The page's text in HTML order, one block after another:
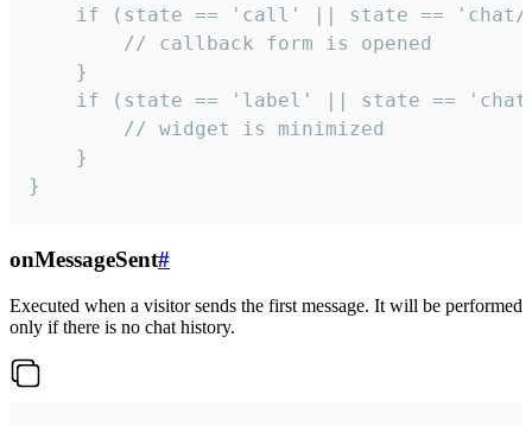
if (state == 'call' || state ==
        // callback form is opened
    }
if (state == 'label' || state ==
        // widget is minimized
    }
}
onMessageSent#
Executed when a visitor sends the first message. It will be performed
only if there is no chat history.